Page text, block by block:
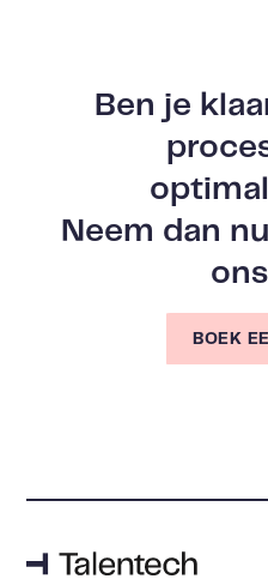
Ben je
Neem dan
BOEK